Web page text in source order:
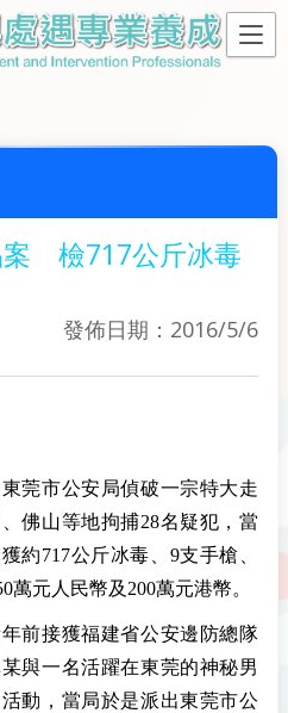
案 檢717公斤冰毒
發佈日期：2016/5/6
莞市公安局偵破一宗特大走
佛山等地拘捕28名疑犯，當
約717公斤冰毒、9支手槍、
萬元人民幣及200萬元港幣。
前接獲福建省公安邊防總隊
與一名活躍在東莞的神秘男
動，當局於是派出東莞市公